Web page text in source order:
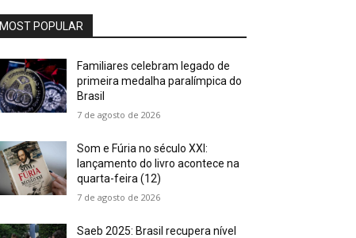
MOST POPULAR
Familiares celebram legado de
primeira medalha paralímpica do
Brasil
7 de agosto de 2026
Som e Fúria no século XXI:
lançamento do livro acontece na
quarta-feira (12)
7 de agosto de 2026
Saeb 2025: Brasil recupera nível